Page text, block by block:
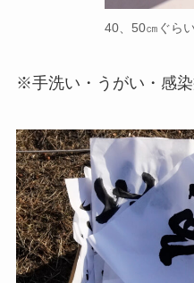
40、50㎝ぐら
※手洗い・うがい・感